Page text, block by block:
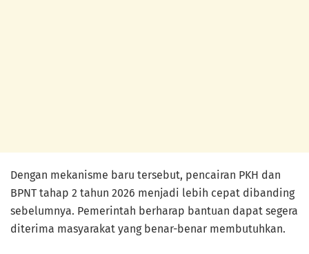
Dengan mekanisme baru tersebut, pencairan PKH dan
BPNT tahap 2 tahun 2026 menjadi lebih cepat dibanding
sebelumnya. Pemerintah berharap bantuan dapat segera
diterima masyarakat yang benar-benar membutuhkan.